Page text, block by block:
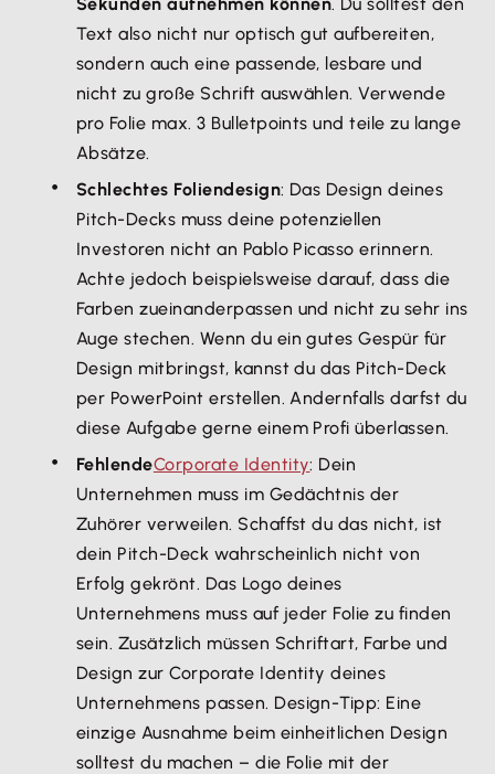
Text also nicht nur optisch gut aufbereiten,
sondern auch eine passende, lesbare und
nicht zu große Schrift auswählen. Verwende
pro Folie max. 3 Bulletpoints und teile zu lange
Absätze.
Schlechtes Foliendesign: Das Design deines
Pitch-Decks muss deine potenziellen
Investoren nicht an Pablo Picasso erinnern.
Achte jedoch beispielsweise darauf, dass die
Farben zueinanderpassen und nicht zu sehr ins
Auge stechen. Wenn du ein gutes Gespür für
Design mitbringst, kannst du das Pitch-Deck
per PowerPoint erstellen. Andernfalls darfst du
diese Aufgabe gerne einem Profi überlassen.
FehlendeCorporate Identity: Dein
Unternehmen muss im Gedächtnis der
Zuhörer verweilen. Schaffst du das nicht, ist
dein Pitch-Deck wahrscheinlich nicht von
Erfolg gekrönt. Das Logo deines
Unternehmens muss auf jeder Folie zu finden
sein. Zusätzlich müssen Schriftart, Farbe und
Design zur Corporate Identity deines
Unternehmens passen. Design-Tipp: Eine
einzige Ausnahme beim einheitlichen Design
solltest du machen – die Folie mit der